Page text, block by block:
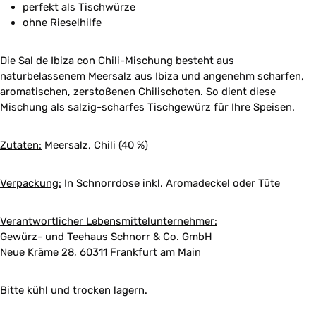
perfekt als Tischwürze
ohne Rieselhilfe
Die Sal de Ibiza con Chili-Mischung besteht aus
naturbelassenem Meersalz aus Ibiza und angenehm scharfen,
aromatischen, zerstoßenen Chilischoten. So dient diese
Mischung als salzig-scharfes Tischgewürz für Ihre Speisen.
Zutaten: Meersalz, Chili (40 %)
Verpackung: In Schnorrdose inkl. Aromadeckel oder Tüte
Verantwortlicher Lebensmittelunternehmer:
Gewürz- und Teehaus Schnorr & Co. GmbH
Neue Kräme 28, 60311 Frankfurt am Main
Bitte kühl und trocken lagern.